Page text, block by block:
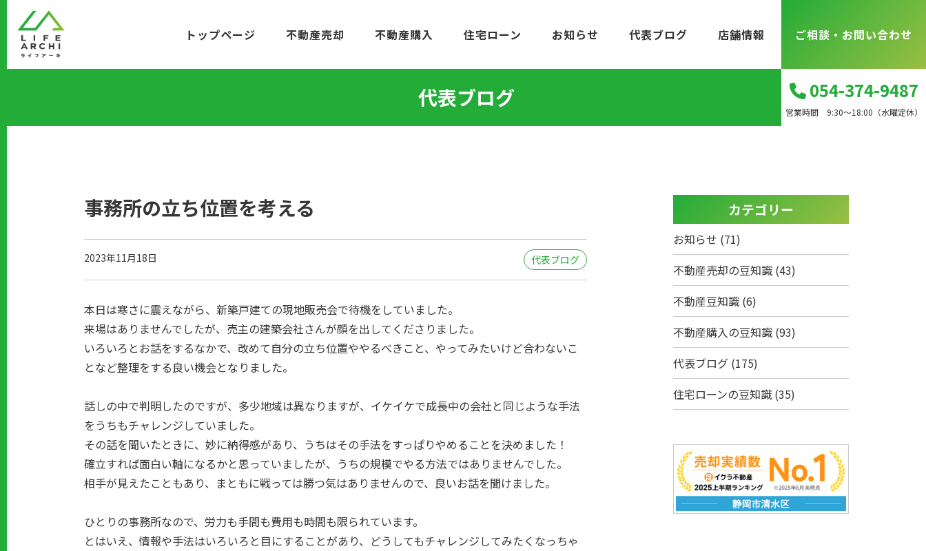
ン
移
054-374-9487
営業時間 9:30～18:00（水曜定休）
トップページ 不動産売却 不動産購入 住宅ローン お知らせ 代表ブログ 店舗情報 ご相談・お問い合わせ
代表ブログ
事務所の立ち位置を考える
2023年11月18日 代表ブログ
本日は寒さに震えながら、新築戸建ての現地販売会で待機をしていました。
来場はありませんでしたが、売主の建築会社さんが顔を出してくださりました。
いろいろとお話をするなかで、改めて自分の立ち位置ややるべきこと、やってみたいけど合わないこ
となど整理をする良い機会となりました。
話しの中で判明したのですが、多少地域は異なりますが、イケイケで成長中の会社と同じような手法
をうちもチャレンジしていました。
その話を聞いたときに、妙に納得感があり、うちはその手法をすっぱりやめることを決めました！
確立すれば面白い軸になるかと思っていましたが、うちの規模でやる方法ではありませんでした。
相手が見えたこともあり、まともに戦っては勝つ気はありませんので、良いお話を聞けました。
ひとりの事務所なので、労力も手間も費用も時間も限られています。
とはいえ、情報や手法はいろいろと目にすることがあり、どうしてもチャレンジしてみたくなっちゃ
カテゴリー
お知らせ (71)
不動産売却の豆知識 (43)
不動産豆知識 (6)
不動産購入の豆知識 (93)
代表ブログ (175)
住宅ローンの豆知識 (35)